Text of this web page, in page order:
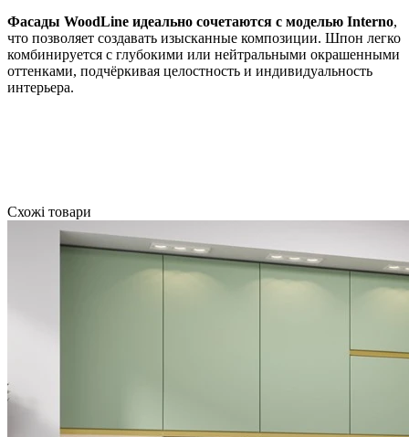
Фасады WoodLine идеально сочетаются с моделью Interno,
что позволяет создавать изысканные композиции. Шпон легко
комбинируется с глубокими или нейтральными окрашенными
оттенками, подчёркивая целостность и индивидуальность
интерьера.
Схожі товари